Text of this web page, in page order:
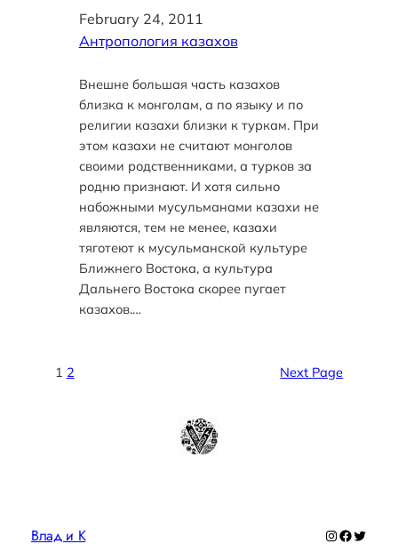
February 24, 2011
Антропология казахов
Внешне большая часть казахов
близка к монголам, а по языку и по
религии казахи близки к туркам. При
этом казахи не считают монголов
своими родственниками, а турков за
родню признают. И хотя сильно
набожными мусульманами казахи не
являются, тем не менее, казахи
тяготеют к мусульманской культуре
Ближнего Востока, а культура
Дальнего Востока скорее пугает
казахов.…
1 2 Next Page
Влад и К Instagram